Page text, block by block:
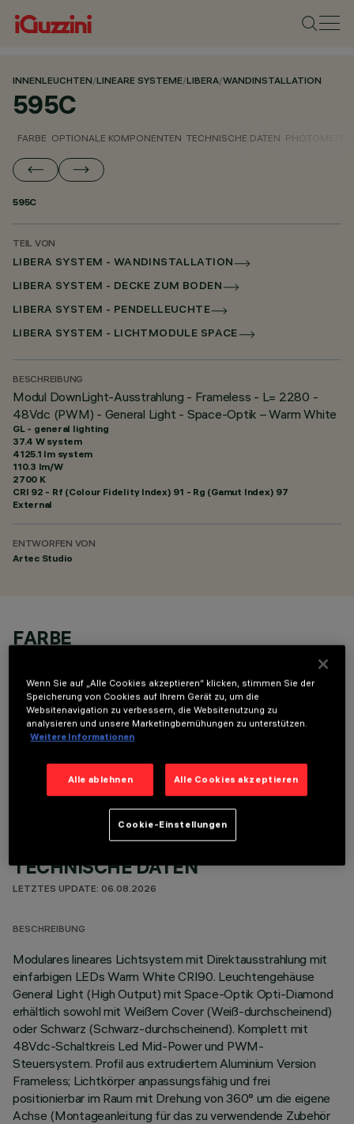
INNENLEUCHTEN/LINEARE SYSTEME/LIBERA/WANDINSTALLATION
595C
FARBE OPTIONALE KOMPONENTEN TECHNISCHE DATEN
595C
TEIL VON
LIBERA SYSTEM - WANDINSTALLATION
LIBERA SYSTEM - DECKE ZUM BODEN
LIBERA SYSTEM - PENDELLEUCHTE
LIBERA SYSTEM - LICHTMODULE SPACE
BESCHREIBUNG
Modul DownLight-Ausstrahlung - Frameless - L= 2280 -
48Vdc (PWM) - General Light - Space-Optik – Warm White
GL - general lighting
37.4 W system
4125.1 lm system
110.3 lm/W
2700 K
CRI 92 - Rf (Colour Fidelity Index) 91 - Rg (Gamut Index) 97
External
ENTWORFEN VON
Artec Studio
FARBE
TECHNISCHE DATEN
LETZTES UPDATE: 06.08.2026
BESCHREIBUNG
Modulares lineares Lichtsystem mit Direktausstrahlung mit
einfarbigen LEDs Warm White CRI90. Leuchtengehäuse
General Light (High Output) mit Space-Optik Opti-Diamond
erhältlich sowohl mit Weißem Cover (Weiß-durchscheinend)
oder Schwarz (Schwarz-durchscheinend). Komplett mit
48Vdc-Schaltkreis Led Mid-Power und PWM-
Steuersystem. Profil aus extrudiertem Aluminium Version
Frameless; Lichtkörper anpassungsfähig und frei
positionierbar im Raum mit Drehung von 360° um die eigene
Achse (Montageanleitung für das zu verwendende Zubehör
Wenn Sie auf „Alle Cookies akzeptieren“ klicken, stimmen Sie der
Speicherung von Cookies auf Ihrem Gerät zu, um die
Websitenavigation zu verbessern, die Websitenutzung zu
analysieren und unsere Marketingbemühungen zu unterstützen.
Weitere Informationen
Alle ablehnen Alle Cookies akzeptieren
Cookie-Einstellungen